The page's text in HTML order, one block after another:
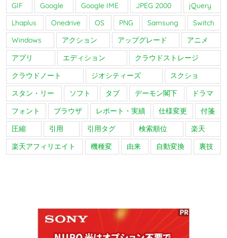
GIF
Google Google IME JPEG 2000
jQuery
Lhaplus
Onedrive OS PNG Samsung
Switch
Windows
アクション アップグレード
アニメ
アプリ
エディション
クラウドストレージ
クラウドノート
ジオシティーズ
スクショ
スタン・リー
ソフト タブ デーモン閣下
ドラマ
フォント
ブラウザ レポート・実績 仕様変更
付箋
圧縮
引用 引用タグ 検索順位
楽天
楽天アフィリエイト
機種変 由来 自動変換 裏技